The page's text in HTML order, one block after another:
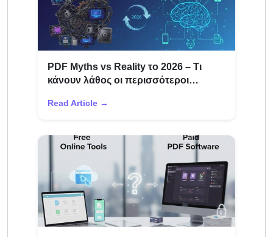
PDF Myths vs Reality το 2026 – Τι
κάνουν λάθος οι περισσότεροι
Read Article →